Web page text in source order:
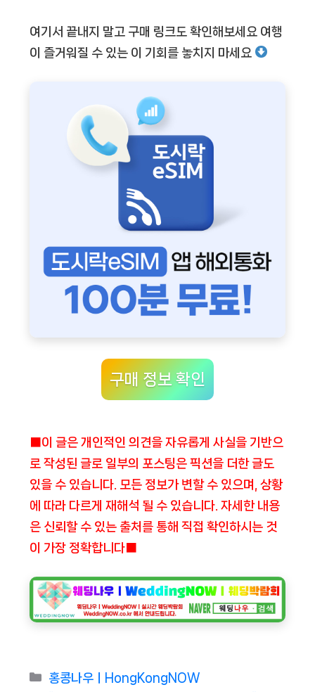
여기서 끝내지 말고 구매 링크도 확인해보세요 여행
이 즐거워질 수 있는 이 기회를 놓치지 마세요
구매 정보 확인
■이 글은 개인적인 의견을 자유롭게 사실을 기반으
로 작성된 글로 일부의 포스팅은 픽션을 더한 글도
있을 수 있습니다. 모든 정보가 변할 수 있으며, 상황
에 따라 다르게 재해석 될 수 있습니다. 자세한 내용
은 신뢰할 수 있는 출처를 통해 직접 확인하시는 것
이 가장 정확합니다■
Categories
홍콩나우ㅣHongKongNOW